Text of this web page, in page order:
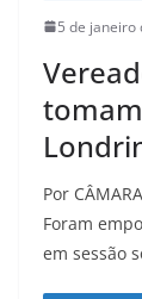
5 de janeiro
Por
Foram
em sessão